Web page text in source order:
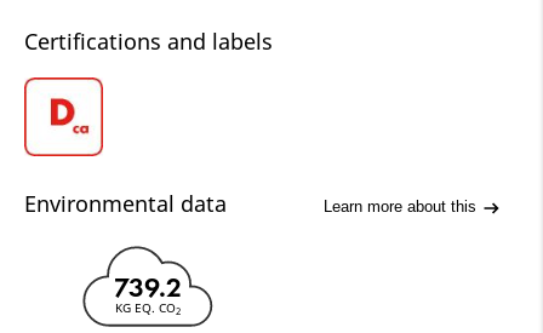
Certifications and labels
Environmental data Learn more about this
739.2
KG EQ. CO2